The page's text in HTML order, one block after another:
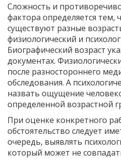
Сложность и
фактора определяется тем,
существуют разные
физиологический и
Биографический возраст
документах.
после разностороннего
обследования. А
назвать ощущение
определенной возрастной
При оценке конкретного
обстоятельство следует
очередь, выявлять
который может не